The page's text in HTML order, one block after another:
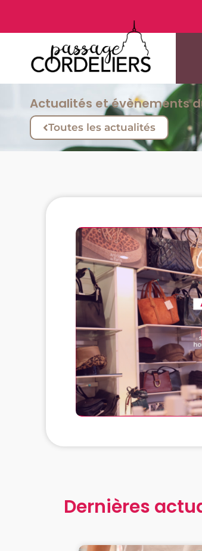
Actualités et évènements
Toutes les actualités
Dernières